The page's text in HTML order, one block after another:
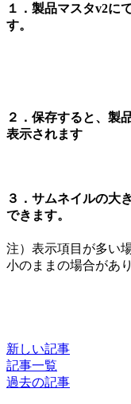
１．製品マスタv2に
す。
２．保存すると、製
表示されます
３．サムネイルの大
できます。
注）表示項目が多い
小のままの場合があ
新しい記事
記事一覧
過去の記事